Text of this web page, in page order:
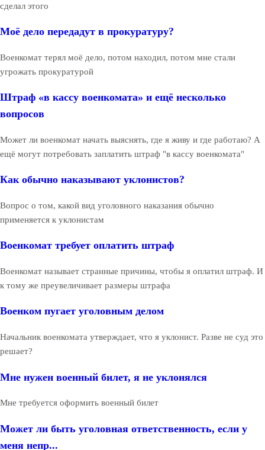
сделал этого
Моё дело передадут в прокуратуру?
Военкомат терял моё дело, потом находил, потом мне стали
угрожать прокуратурой
Штраф «в кассу военкомата» и ещё несколько
вопросов
Может ли военкомат начать выяснять, где я живу и где работаю? А
ещё могут потребовать заплатить штраф "в кассу военкомата"
Как обычно наказывают уклонистов?
Вопрос о том, какой вид уголовного наказания обычно
применяется к уклонистам
Военкомат требует оплатить штраф
Военкомат называет странные причины, чтобы я оплатил штраф. И
к тому же преувеличивает размеры штрафа
Военком пугает уголовным делом
Начальник военкомата утверждает, что я уклонист. Разве не суд это
решает?
Мне нужен военный билет, я не уклонялся
Мне требуется оформить военный билет
Может ли быть уголовная ответственность, если у
меня непр...